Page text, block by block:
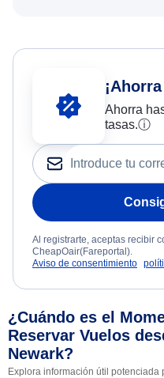
Ahorra
tasas.ⓘ
Al registrarte, aceptas recibir
CheapOair(Fareportal).
Aviso de consentimiento
¿Cuándo es el
Reservar Vuelos
Newark?
Explora información útil potenciada